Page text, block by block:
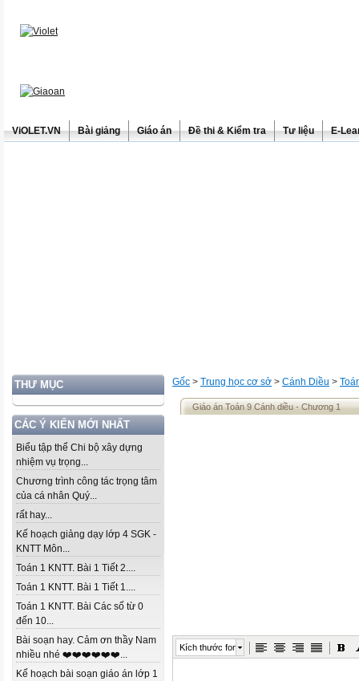
ViOLET.VN Bài giảng Giáo án Đề thi & Kiểm tra Tư liệu E-
THƯ MỤC
CÁC Ý KIẾN MỚI NHẤT
Biểu tập thể Chi bộ xây dựng
nhiệm vụ trọng...
Chương trình công tác trọng tâm
của cá nhân Quý...
rất hay...
Kế hoạch giảng dạy lớp 4 SGK -
KNTT Môn...
Toán 1 KNTT. Bài 1 Tiết 2....
Toán 1 KNTT. Bài 1 Tiết 1....
Toán 1 KNTT. Bài Các số từ 0
đến 10...
Bài soạn hay. Cảm ơn thầy Nam
nhiều nhé ❤️❤️❤️❤️❤️❤️...
Kế hoạch bài soạn giáo án lớp 1
Gốc > Trung học cơ sở > Cánh Diều >
Giáo án Toán 9 Cánh diều - Chương 1
Kích thước font